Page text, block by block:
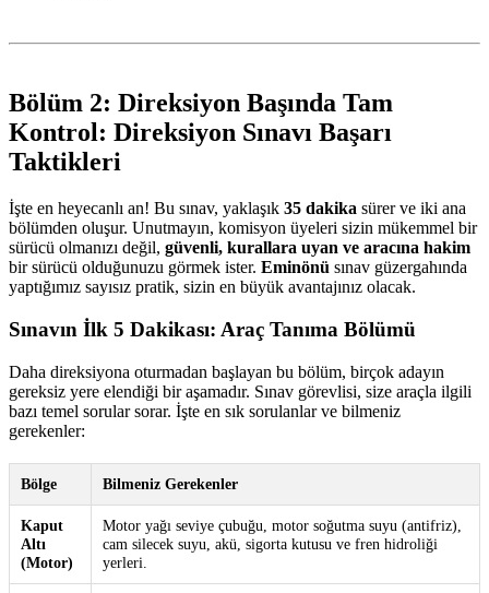
Bölüm 2: Direksiyon Başında Tam
Kontrol: Direksiyon Sınavı Başarı
Taktikleri
İşte en heyecanlı an! Bu sınav, yaklaşık 35 dakika sürer ve iki ana
bölümden oluşur. Unutmayın, komisyon üyeleri sizin mükemmel bir
sürücü olmanızı değil, güvenli, kurallara uyan ve aracına hakim
bir sürücü olduğunuzu görmek ister. Eminönü sınav güzergahında
yaptığımız sayısız pratik, sizin en büyük avantajınız olacak.
Sınavın İlk 5 Dakikası: Araç Tanıma Bölümü
Daha direksiyona oturmadan başlayan bu bölüm, birçok adayın
gereksiz yere elendiği bir aşamadır. Sınav görevlisi, size araçla ilgili
bazı temel sorular sorar. İşte en sık sorulanlar ve bilmeniz
gerekenler:
Bölge Bilmeniz Gerekenler
Kaput
Altı
(Motor)
Motor yağı seviye çubuğu, motor soğutma suyu (antifriz),
cam silecek suyu, akü, sigorta kutusu ve fren hidroliği
yerleri.